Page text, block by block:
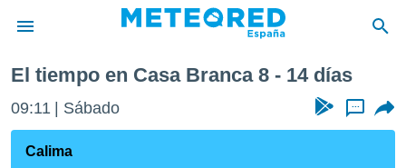
de
por
El tiempo en Casa Branca 8 - 14 días
09:11 Sábado ...
Calima